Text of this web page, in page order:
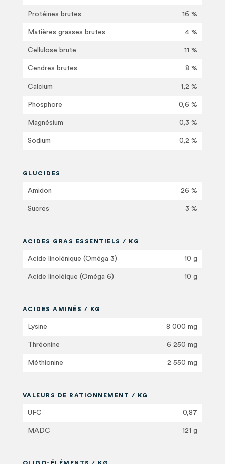
Protéines brutes 16 %
Matières grasses brutes 4 %
Cellulose brute 11 %
Cendres brutes 8 %
Calcium 1,2 %
Phosphore 0,6 %
Magnésium 0,3 %
Sodium 0,2 %
GLUCIDES
Amidon 26 %
Sucres 3 %
ACIDES GRAS ESSENTIELS / KG
Acide linolénique (Oméga 3) 10 g
Acide linoléique (Oméga 6) 10 g
ACIDES AMINÉS / KG
Lysine 8 000 mg
Thréonine 6 250 mg
Méthionine 2 550 mg
VALEURS DE RATIONNEMENT / KG
UFC 0,87
MADC 121 g